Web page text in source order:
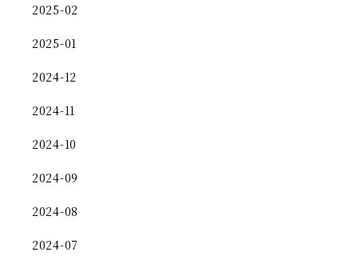
2025-02
2025-01
2024-12
2024-11
2024-10
2024-09
2024-08
2024-07